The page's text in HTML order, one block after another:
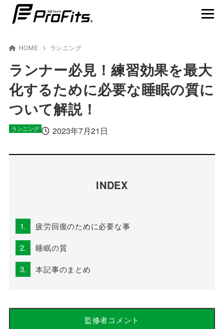
NEWS一覧
プロ･フィッツ®とは
製品ラインナップ
テーピング貼り方動画
賢くスポーツを楽しむ
HOME ランニング
ランナー必見！練習効果を最大
化するために必要な睡眠の質に
ついて解説！
2023年7月21日
ランニング
INDEX
1. 疲労回復のために必要な事
2. 睡眠の質
3. 本記事のまとめ
監修者コメント